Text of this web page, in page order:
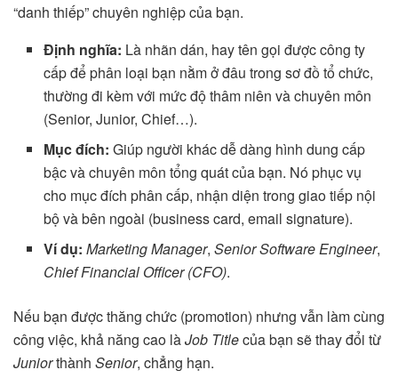
“danh thiếp” chuyên nghiệp của bạn.
Định nghĩa: Là nhãn dán, hay tên gọi được công ty
cấp để phân loại bạn nằm ở đâu trong sơ đồ tổ chức,
thường đi kèm với mức độ thâm niên và chuyên môn
(Senior, Junior, Chief…).
Mục đích: Giúp người khác dễ dàng hình dung cấp
bậc và chuyên môn tổng quát của bạn. Nó phục vụ
cho mục đích phân cấp, nhận diện trong giao tiếp nội
bộ và bên ngoài (business card, email signature).
Ví dụ: Marketing Manager,Senior Software Engineer,
Chief Financial Officer (CFO).
Nếu bạn được thăng chức (promotion) nhưng vẫn làm cùng
công việc, khả năng cao làJob Titlecủa bạn sẽ thay đổi từ
Juniorthành Senior, chẳng hạn.